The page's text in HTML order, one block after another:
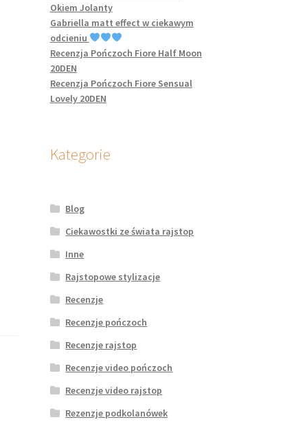
Okiem Jolanty
Gabriella matt effect w ciekawym
odcieniu
Recenzja Pończoch Fiore Half Moon
20DEN
Recenzja Pończoch Fiore Sensual
Lovely 20DEN
Kategorie
Blog
Ciekawostki ze świata rajstop
Inne
Rajstopowe stylizacje
Recenzje
Recenzje pończoch
Recenzje rajstop
Recenzje video pończoch
Recenzje video rajstop
Rezenzje podkolanówek